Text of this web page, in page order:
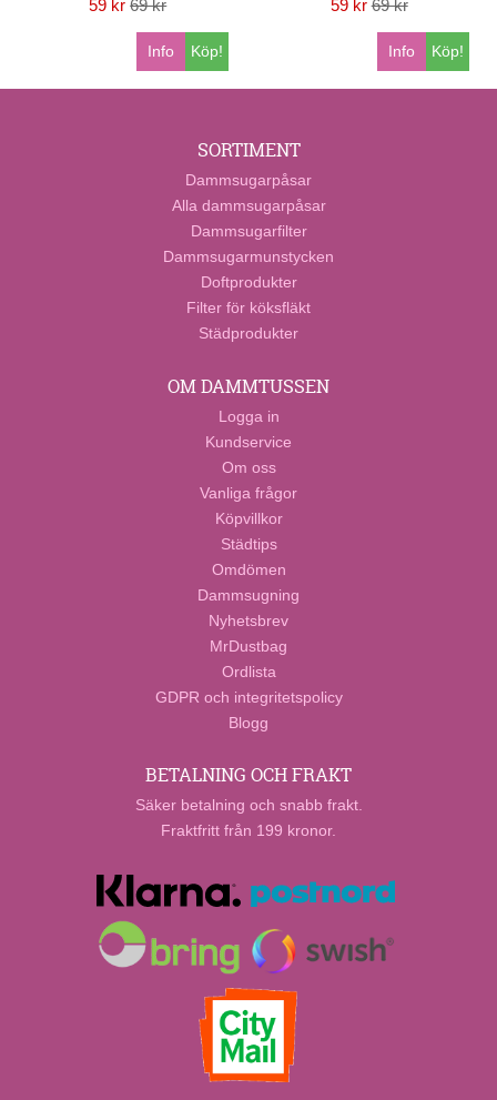
59 kr 69 kr
Köp!
Info
59 kr 69 kr
Köp!
Info
SORTIMENT
Dammsugarpåsar
Alla dammsugarpåsar
Dammsugarfilter
Dammsugarmunstycken
Doftprodukter
Filter för köksfläkt
Städprodukter
OM DAMMTUSSEN
Logga in
Kundservice
Om oss
Vanliga frågor
Köpvillkor
Städtips
Omdömen
Dammsugning
Nyhetsbrev
MrDustbag
Ordlista
GDPR och integritetspolicy
Blogg
BETALNING OCH FRAKT
Säker betalning och snabb frakt.
Fraktfritt från 199 kronor.